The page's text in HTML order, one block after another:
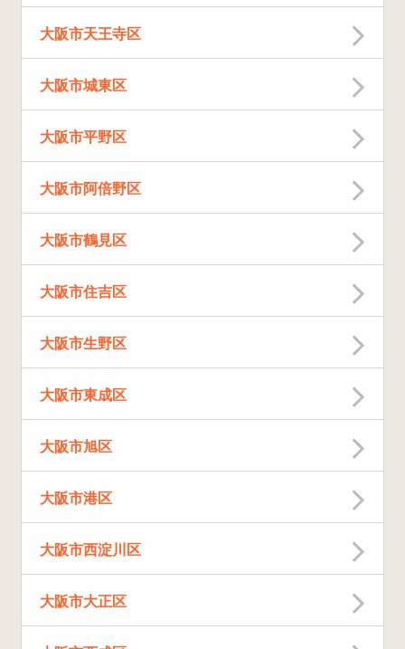
大阪市天王寺区
大阪市城東区
大阪市平野区
大阪市阿倍野区
大阪市鶴見区
大阪市住吉区
大阪市生野区
大阪市東成区
大阪市旭区
大阪市港区
大阪市西淀川区
大阪市大正区